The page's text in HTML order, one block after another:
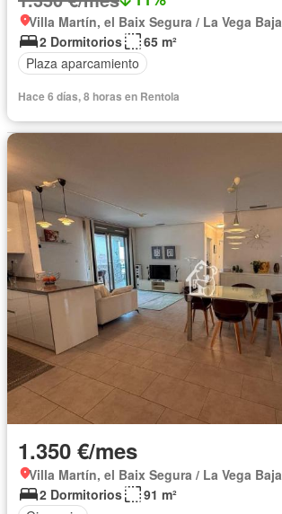
Villa Martín, el Baix Segura / La Vega Baja
2 Dormitorios
65 m²
Plaza aparcamiento
Hace 6 días, 8 horas en Rentola
1.350 €/mes
Villa Martín, el Baix Segura / La Vega Baja
2 Dormitorios
91 m²